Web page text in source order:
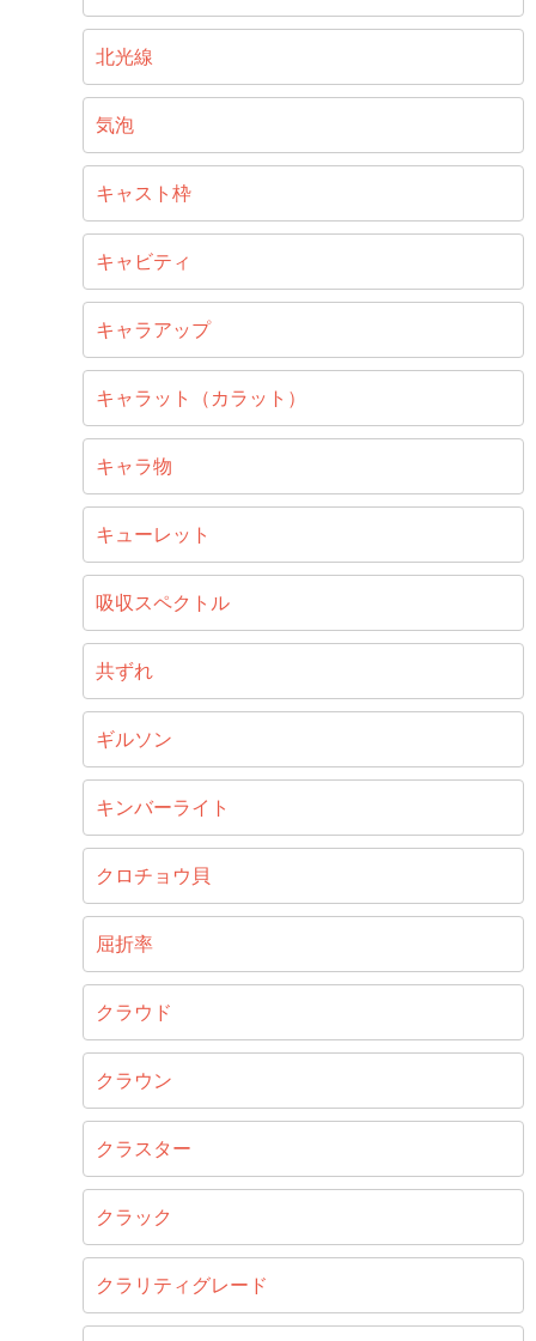
北光線
気泡
キャスト枠
キャビティ
キャラアップ
キャラット（カラット）
キャラ物
キューレット
吸収スペクトル
共ずれ
ギルソン
キンバーライト
クロチョウ貝
屈折率
クラウド
クラウン
クラスター
クラック
クラリティグレード